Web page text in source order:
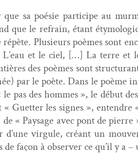
que sa poésie par­ticipe au
que le refrain, étant
Plusieurs poèmes sont
L’eau et le ciel, […] La terre
des poèmes sont
par le poète. Dans le poème
pas des hommes », le début
Guet­ter les signes »,
de « Paysage avec pont de
d’une vir­gule, créant un
façon à observ­er ce qu’il y a